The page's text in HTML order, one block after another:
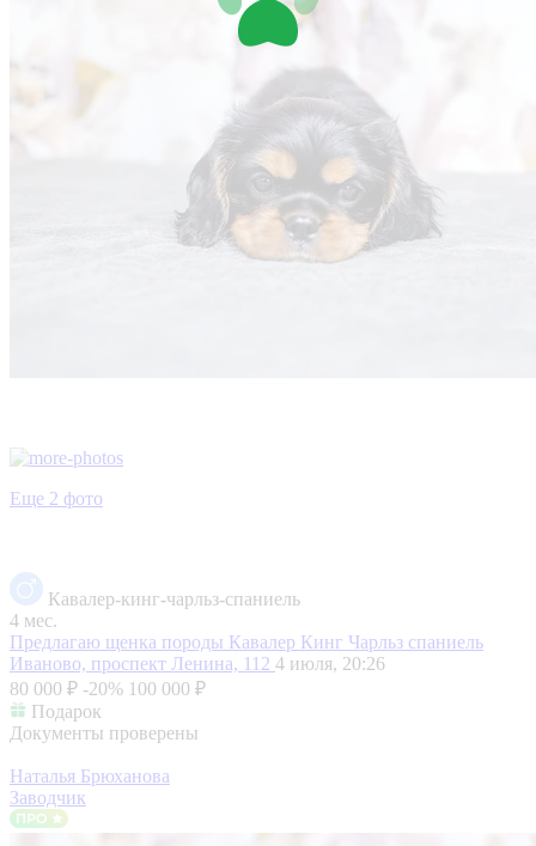
Еще 2 фото
Кавалер-кинг-чарльз-спаниель
4 мес.
Предлагаю щенка породы Кавалер Кинг Чарльз спаниель
Иваново, проспект Ленина, 112 4 июля, 20:26
80 000 ₽ -20% 100 000 ₽
Подарок
Документы проверены
Наталья Брюханова
Заводчик